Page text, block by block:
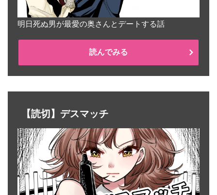
明日死ぬ男が最愛の奥さんとデートする話
読んでみる
【読切】デスマッチ